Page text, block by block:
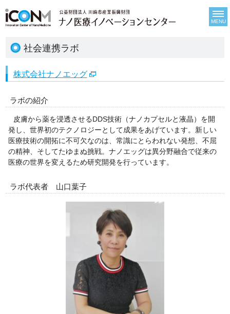
MENU
社会連携ラボ
株式会社ナノエッグ
ラボの紹介
皮膚から薬を浸透させるDDS技術（ナノカプセルと液晶）を開
発し、世界初のテクノロジーとして成果をあげています。新しい
医療技術の開拓に不可欠なのは、常識にとらわれない発想、不屈
の精神、そしてたゆまぬ挑戦。ナノエッグは異分野融合で従来の
医療の世界を変えるため研究開発を行っています。
ラボ代表者 山口葉子